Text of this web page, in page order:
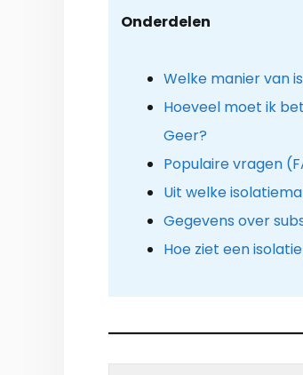
Onderdelen
Welke manier van
Hoeveel moet ik
Geer?
Populaire vragen
Uit welke
Gegevens over
Hoe ziet een